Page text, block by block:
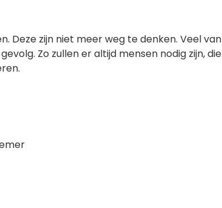
Deze zijn niet meer weg te denken. Veel van
Zo zullen er altijd mensen nodig zijn, die